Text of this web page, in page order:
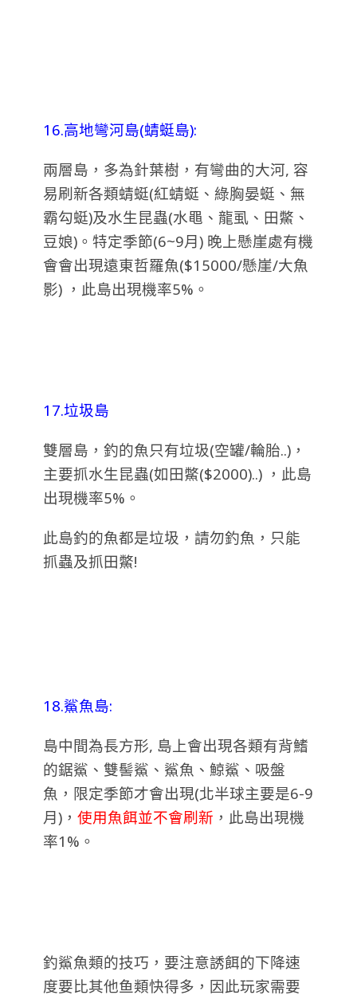
16.高地彎河島(蜻蜓島):
兩層島，多為針葉樹，有彎曲的大河, 容
易刷新各類蜻蜓(紅蜻蜓、綠胸晏蜓、無
霸勾蜓)及水生昆蟲(水黽、龍虱、田鱉、
豆娘)。 特定季節(6~9月) 晚上懸崖處有機
會會出現遠東哲羅魚($15000/懸崖/大魚
影) ，此島出現機率5%。
17.垃圾島
雙層島，釣的魚只有垃圾(空罐/輪胎..)，
主要抓水生昆蟲(如田鱉($2000)..) ，此島
出現機率5%。
此島釣的魚都是垃圾，請勿釣魚，只能
抓蟲及抓田鱉!
18.鯊魚島:
島中間為長方形, 島上會出現各類有背鰭
的鋸鯊、雙髻鯊、鯊魚、鯨鯊、吸盤
魚，限定季節才會出現(北半球主要是6-9
月)， 使用魚餌並不會刷新 ，此島出現機
率1%。
釣鯊魚類的技巧，要注意誘餌的下降速
度要比其他鱼類快得多，因此玩家需要